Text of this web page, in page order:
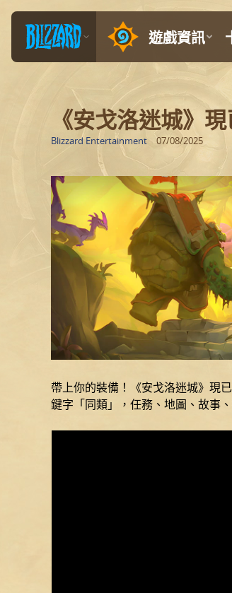
《安戈洛迷城》現
Blizzard Entertainment 07/08/2025
帶上你的裝備！《安戈洛迷城》現
鍵字「同類」，任務、地圖、故事